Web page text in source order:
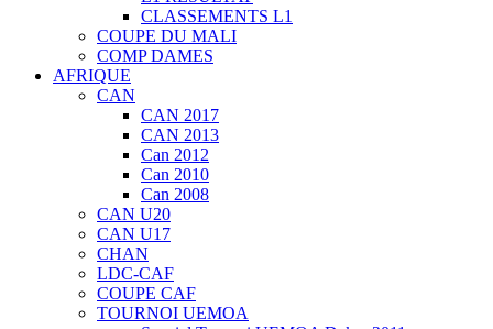
CLASSEMENTS L1
COUPE DU MALI
COMP DAMES
AFRIQUE
CAN
CAN 2017
CAN 2013
Can 2012
Can 2010
Can 2008
CAN U20
CAN U17
CHAN
LDC-CAF
COUPE CAF
TOURNOI UEMOA